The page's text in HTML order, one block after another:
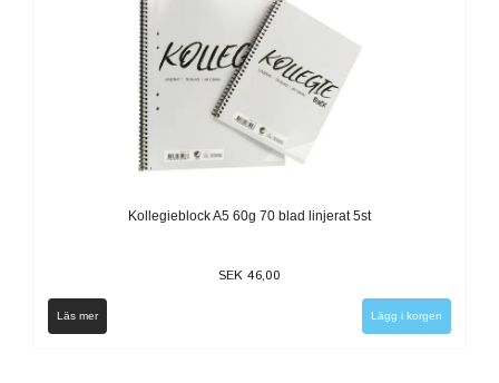
Kollegieblock A5 60g 70 blad linjerat 5st
SEK 46,00
Läs mer